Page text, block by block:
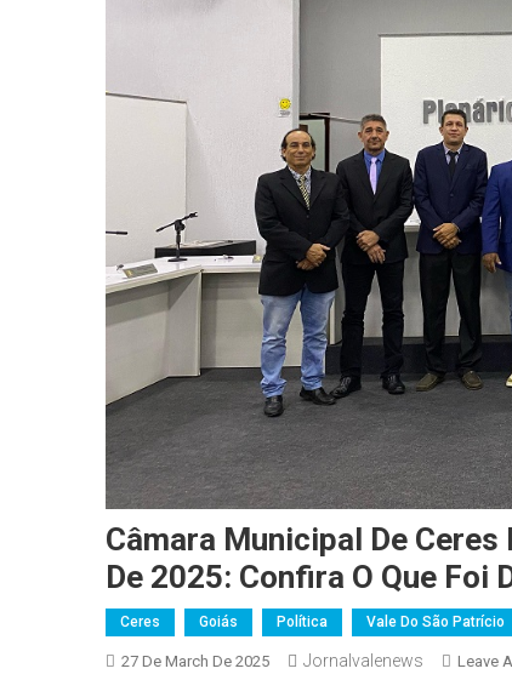
Câmara Municipal De
De 2025: Confira O Que Foi
Ceres Goiás Política Vale Do São Patrício
27 De March De 2025 Jornalvalenews Leave